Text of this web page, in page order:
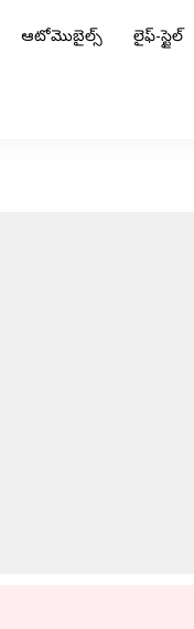
ఆటోమొబైల్స్ లైఫ్-స్టైల్